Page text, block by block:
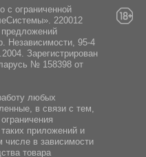
с ограниченной
220012
Независимости, 95-4
Зарегистрирован
№ 158398 от
любых
в связи с тем,
приложений и
числе в зависимости
товара